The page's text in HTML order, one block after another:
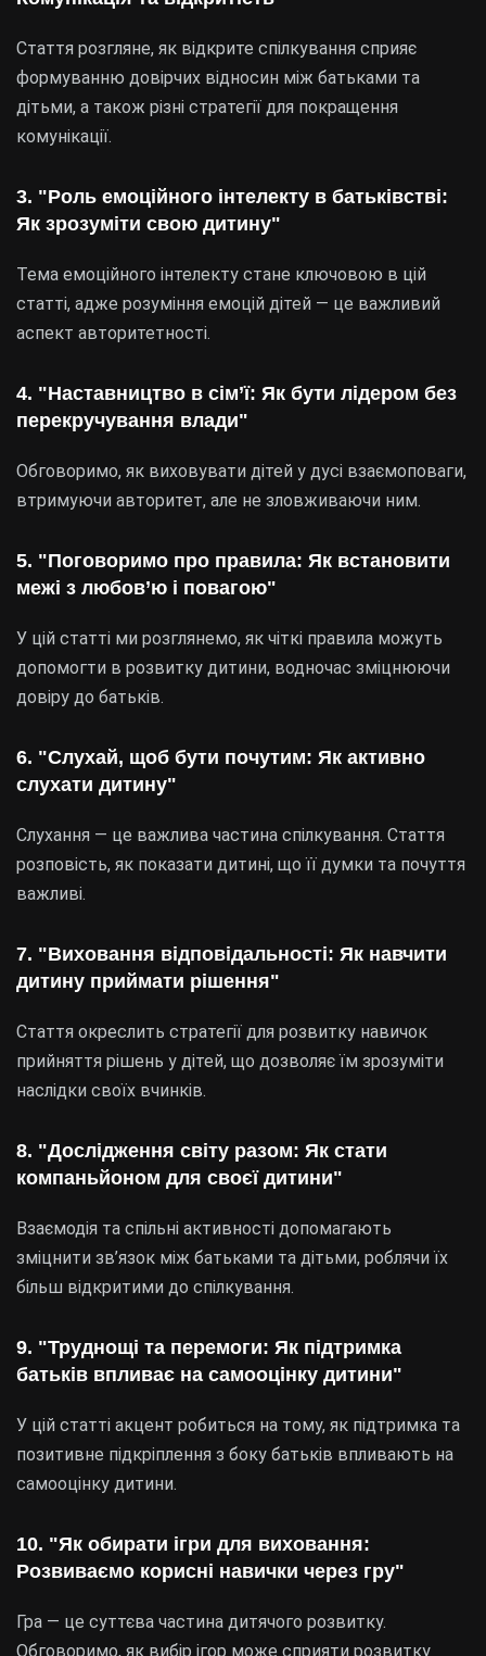
Стаття розгляне, як відкрите спілкування сприяє
формуванню довірчих відносин між батьками та
дітьми, а також різні стратегії для покращення
комунікації.
3. "Роль емоційного інтелекту в батьківстві:
Як зрозуміти свою дитину"
Тема емоційного інтелекту стане ключовою в цій
статті, адже розуміння емоцій дітей — це важливий
аспект авторитетності.
4. "Наставництво в сім’ї: Як бути лідером без
перекручування влади"
Обговоримо, як виховувати дітей у дусі взаємоповаги,
втримуючи авторитет, але не зловживаючи ним.
5. "Поговоримо про правила: Як встановити
межі з любов’ю і повагою"
У цій статті ми розглянемо, як чіткі правила можуть
допомогти в розвитку дитини, водночас зміцнюючи
довіру до батьків.
6. "Слухай, щоб бути почутим: Як активно
слухати дитину"
Слухання — це важлива частина спілкування. Стаття
розповість, як показати дитині, що її думки та почуття
важливі.
7. "Виховання відповідальності: Як навчити
дитину приймати рішення"
Стаття окреслить стратегії для розвитку навичок
прийняття рішень у дітей, що дозволяє їм зрозуміти
наслідки своїх вчинків.
8. "Дослідження світу разом: Як стати
компаньйоном для своєї дитини"
Взаємодія та спільні активності допомагають
зміцнити зв’язок між батьками та дітьми, роблячи їх
більш відкритими до спілкування.
9. "Труднощі та перемоги: Як підтримка
батьків впливає на самооцінку дитини"
У цій статті акцент робиться на тому, як підтримка та
позитивне підкріплення з боку батьків впливають на
самооцінку дитини.
10. "Як обирати ігри для виховання:
Розвиваємо корисні навички через гру"
Гра — це суттєва частина дитячого розвитку.
Обговоримо, як вибір ігор може сприяти розвитку